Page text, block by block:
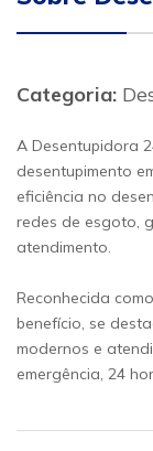
Categoria:
A Desentupidora
desentupimento
eficiência no
redes de esgoto,
atendimento.
Reconhecida
benefício, se
modernos e
emergência, 24